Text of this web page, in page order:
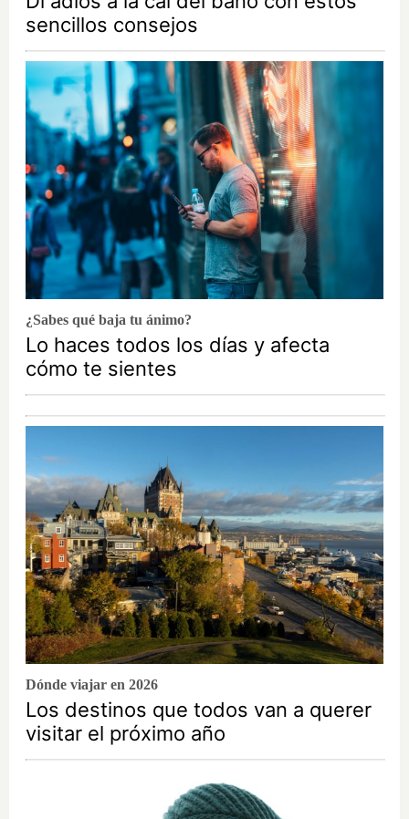
sencillos consejos
¿Sabes qué baja tu ánimo?
Lo haces todos los días y afecta
cómo te sientes
Dónde viajar en 2026
Los destinos que todos van a querer
visitar el próximo año